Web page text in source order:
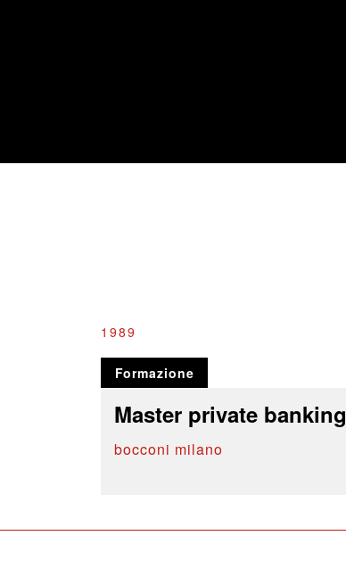
1989
Formazione
Master private banking
bocconi milano